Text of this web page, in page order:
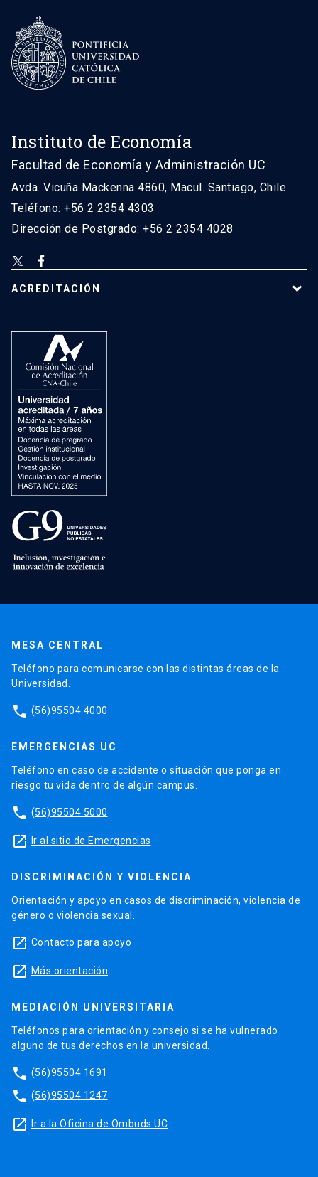
Instituto de Economía
Facultad de Economía y Administración UC
Avda. Vicuña Mackenna 4860, Macul. Santiago, Chile
Teléfono: +56 2 2354 4303
Dirección de Postgrado: +56 2 2354 4028
ACREDITACIÓN
MESA CENTRAL
Teléfono para comunicarse con las distintas áreas de la
Universidad.
phone (56)95504 4000
EMERGENCIAS UC
Teléfono en caso de accidente o situación que ponga en
riesgo tu vida dentro de algún campus.
phone (56)95504 5000
launch Ir al sitio de Emergencias
DISCRIMINACIÓN Y VIOLENCIA
Orientación y apoyo en casos de discriminación, violencia de
género o violencia sexual.
launch Contacto para apoyo
launch Más orientación
MEDIACIÓN UNIVERSITARIA
Teléfonos para orientación y consejo si se ha vulnerado
alguno de tus derechos en la universidad.
phone (56)95504 1691
phone (56)95504 1247
launch Ir a la Oficina de Ombuds UC